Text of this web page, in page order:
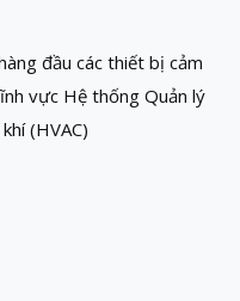
đầu các thiết bị cảm
vực Hệ thống Quản lý
(HVAC)